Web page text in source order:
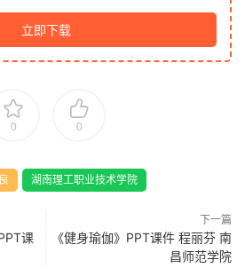
立即下载
0 0
湖南理工职业技术学院
课
下一篇
《健身瑜伽》PPT课件 程丽芬 南
昌师范学院